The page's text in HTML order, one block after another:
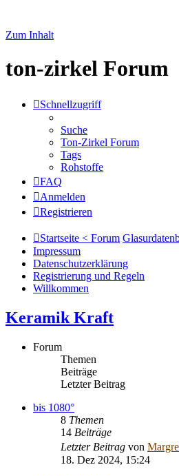
Zum Inhalt
ton-zirkel Forum
Schnellzugriff
Suche
Ton-Zirkel Forum
Tags
Rohstoffe
FAQ
Anmelden
Registrieren
Startseite < Forum
Impressum
Datenschutzerklärung
Registrierung und Regeln
Willkommen
Keramik Kraft
Forum
Themen
Beiträge
Letzter Beitrag
bis 1080°
8 Themen
14 Beiträge
Letzter Beitrag von
18. Dez 2024, 15:24